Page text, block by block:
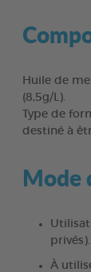
Huile de
(8,5g/L).
Type de
destiné à
Mode
privés).
À